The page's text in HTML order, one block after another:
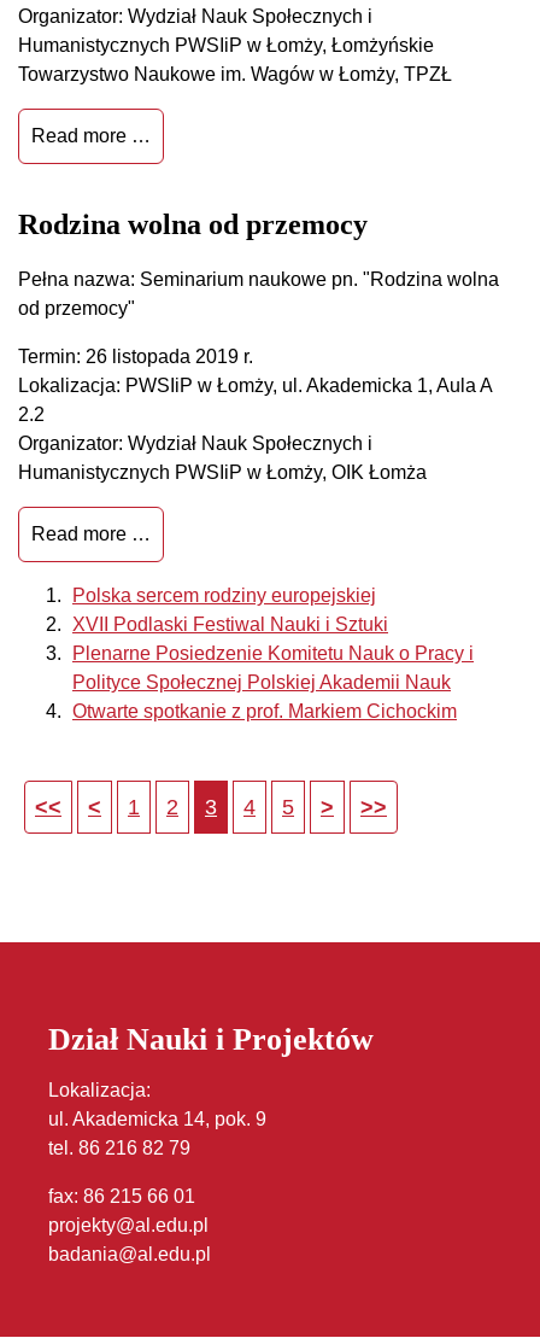
Organizator: Wydział Nauk Społecznych i
Humanistycznych PWSIiP w Łomży, Łomżyńskie
Towarzystwo Naukowe im. Wagów w Łomży, TPZŁ
Read more …
Rodzina wolna od przemocy
Pełna nazwa: Seminarium naukowe pn. "Rodzina wolna
od przemocy"
Termin: 26 listopada 2019 r.
Lokalizacja: PWSIiP w Łomży, ul. Akademicka 1, Aula A
2.2
Organizator: Wydział Nauk Społecznych i
Humanistycznych PWSIiP w Łomży, OIK Łomża
Read more …
Polska sercem rodziny europejskiej
XVII Podlaski Festiwal Nauki i Sztuki
Plenarne Posiedzenie Komitetu Nauk o Pracy i
Polityce Społecznej Polskiej Akademii Nauk
Otwarte spotkanie z prof. Markiem Cichockim
1 2 3 4 5
Dział Nauki i Projektów
Lokalizacja:
ul. Akademicka 14, pok. 9
tel. 86 216 82 79
fax: 86 215 66 01
projekty@al.edu.pl
badania@al.edu.pl